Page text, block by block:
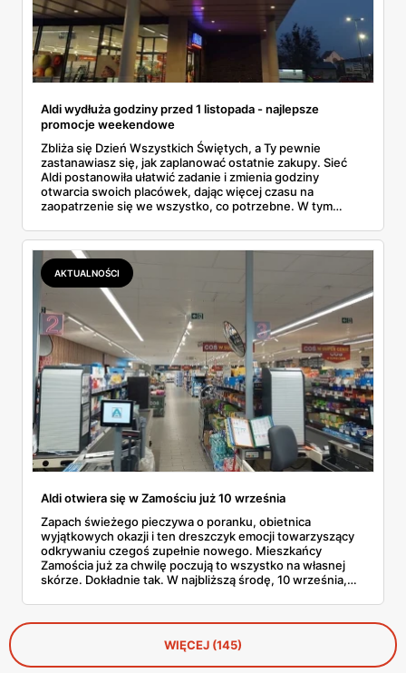
Aldi wydłuża godziny przed 1 listopada - najlepsze
promocje weekendowe
Zbliża się Dzień Wszystkich Świętych, a Ty pewnie
zastanawiasz się, jak zaplanować ostatnie zakupy. Sieć
Aldi postanowiła ułatwić zadanie i zmienia godziny
otwarcia swoich placówek, dając więcej czasu na
zaopatrzenie się we wszystko, co potrzebne. W tym
października i prześwietlimy najciekawsze promocje Aldi z
najnowszej gazetki, co pozwoli przygotować się na
nadchodzące dni bez zbędnego stresu i pośpiechu.
AKTUALNOŚCI
Aldi otwiera się w Zamościu już 10 września
Zapach świeżego pieczywa o poranku, obietnica
wyjątkowych okazji i ten dreszczyk emocji towarzyszący
odkrywaniu czegoś zupełnie nowego. Mieszkańcy
Zamościa już za chwilę poczują to wszystko na własnej
skórze. Dokładnie tak. W najbliższą środę, 10 września,
swoje drzwi otworzy pierwszy w mieście sklep sieci ALDI.
To nie będzie zwykłe przecięcie wstęgi. Na pierwszych
klientów czeka prawdziwa lawina atrakcji, od specjalnych
promocji na uwielbiane marki własne, po degustacje
unikalnych produktów, których nie znajdziecie nigdzie
WIĘCEJ (145)